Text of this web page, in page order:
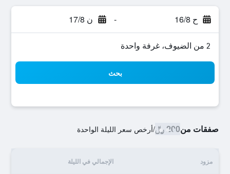
ح 16/8 - ن 17/8
2 من الضيوف، غرفة واحدة
بحث
صفقات من200 ﷼ /أرخص سعر الليلة الواحدة
مزود الإجمالي في الليلة